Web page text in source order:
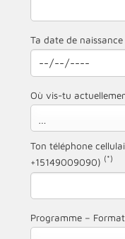
Ta date de naissance
Où vis-tu
Ton téléphone
+15149009090) (*)
Programme –